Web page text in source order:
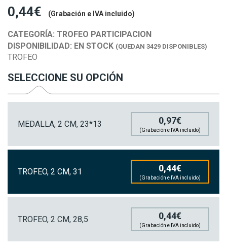
0,44€ (Grabación e IVA incluido)
CATEGORÍA: TROFEO PARTICIPACION
DISPONIBILIDAD: EN STOCK (QUEDAN 3429 DISPONIBLES)
TROFEO
SELECCIONE SU OPCIÓN
MEDALLA, 2 CM, 23*13 0,97€
(Grabación e IVA incluido)
TROFEO, 2 CM, 31 0,44€
(Grabación e IVA incluido)
TROFEO, 2 CM, 28,5 0,44€
(Grabación e IVA incluido)